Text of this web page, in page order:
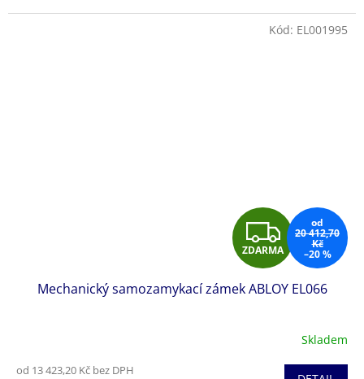
Z
D
A
R
M
ZDARMA
od
20 412,70
Kč
–20 %
Mechanický samozamykací zámek ABLOY EL066
Skladem
od 13 423,20 Kč bez DPH
Kód: EL001995